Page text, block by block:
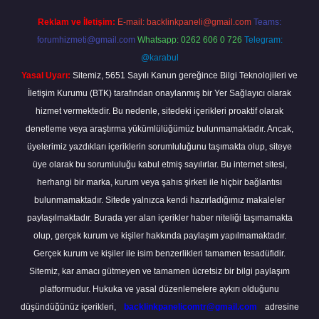
Reklam ve İletişim: E-mail: backlinkpaneli@gmail.com Teams:
forumhizmeti@gmail.com Whatsapp: 0262 606 0 726 Telegram:
@karabul
Yasal Uyarı: Sitemiz, 5651 Sayılı Kanun gereğince Bilgi Teknolojileri ve
İletişim Kurumu (BTK) tarafından onaylanmış bir Yer Sağlayıcı olarak
hizmet vermektedir. Bu nedenle, sitedeki içerikleri proaktif olarak
denetleme veya araştırma yükümlülüğümüz bulunmamaktadır. Ancak,
üyelerimiz yazdıkları içeriklerin sorumluluğunu taşımakta olup, siteye
üye olarak bu sorumluluğu kabul etmiş sayılırlar. Bu internet sitesi,
herhangi bir marka, kurum veya şahıs şirketi ile hiçbir bağlantısı
bulunmamaktadır. Sitede yalnızca kendi hazırladığımız makaleler
paylaşılmaktadır. Burada yer alan içerikler haber niteliği taşımamakta
olup, gerçek kurum ve kişiler hakkında paylaşım yapılmamaktadır.
Gerçek kurum ve kişiler ile isim benzerlikleri tamamen tesadüfidir.
Sitemiz, kar amacı gütmeyen ve tamamen ücretsiz bir bilgi paylaşım
platformudur. Hukuka ve yasal düzenlemelere aykırı olduğunu
düşündüğünüz içerikleri,
backlinkpanelicomtr@gmail.com adresine